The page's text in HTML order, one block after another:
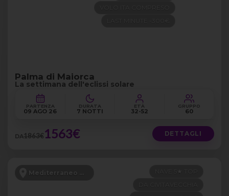
Palma di Maiorca
La settimana dell'eclissi solare
PARTENZA
09 AGO 26
DURATA
7 NOTTI
ETÀ
32-52
GRUPPO
60
DA1863€1563€ DETTAGLI
Mediterraneo Occidentale
NAVE 5★ TOP